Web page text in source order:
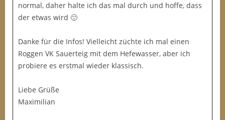
normal, daher halte ich das mal durch und hoffe, dass
der etwas wird 🙂
Danke für die Infos! Vielleicht züchte ich mal einen
Roggen VK Sauerteig mit dem Hefewasser, aber ich
probiere es erstmal wieder klassisch.
Liebe Grüße
Maximilian